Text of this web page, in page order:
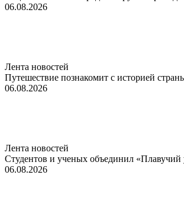
06.08.2026
Лента новостей
Путешествие познакомит с историей
06.08.2026
Лента новостей
Студентов и ученых объединил «Плавучий
06.08.2026